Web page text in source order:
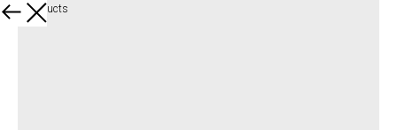
More products